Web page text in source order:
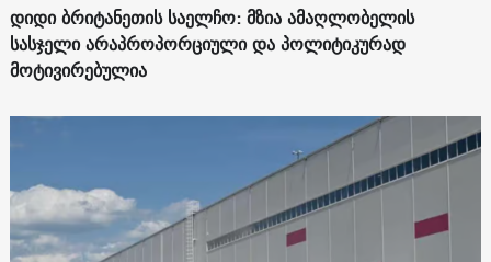
დიდი ბრიტანეთის საელჩო: მზია ამაღლობელის
სასჯელი არაპროპორციული და პოლიტიკურად
მოტივირებულია